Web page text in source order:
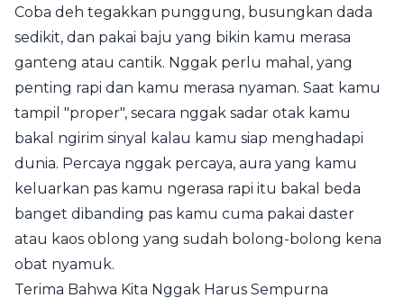
Coba deh tegakkan punggung, busungkan dada
sedikit, dan pakai baju yang bikin kamu merasa
ganteng atau cantik. Nggak perlu mahal, yang
penting rapi dan kamu merasa nyaman. Saat kamu
tampil "proper", secara nggak sadar otak kamu
bakal ngirim sinyal kalau kamu siap menghadapi
dunia. Percaya nggak percaya, aura yang kamu
keluarkan pas kamu ngerasa rapi itu bakal beda
banget dibanding pas kamu cuma pakai daster
atau kaos oblong yang sudah bolong-bolong kena
obat nyamuk.
Terima Bahwa Kita Nggak Harus Sempurna